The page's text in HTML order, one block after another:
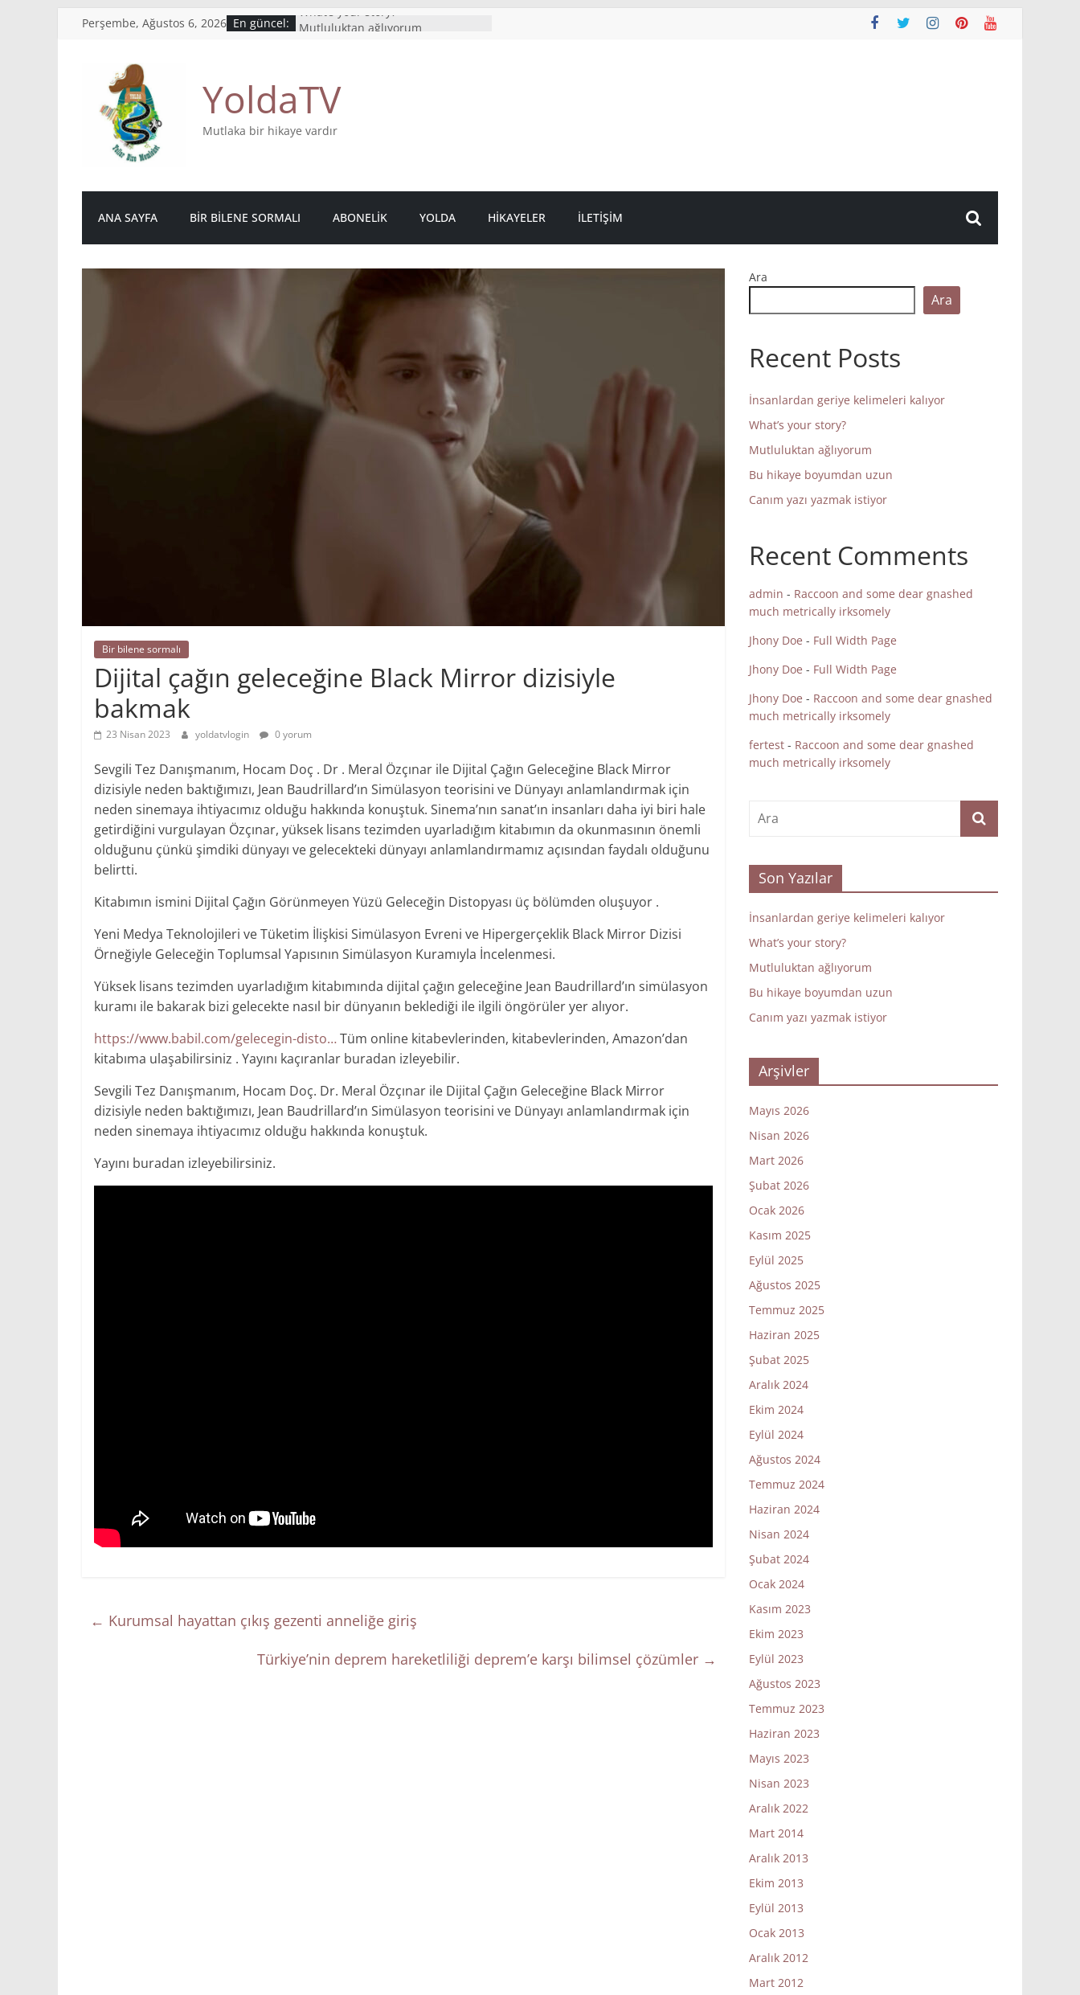
Perşembe, Ağustos 6, 2026 En güncel:
What’s your story?
İnsanlardan geriye kelimeleri
kalıyor
YoldaTV
Mutlaka bir hikaye vardır
ANA SAYFA BIR BILENE SORMALI ABONELIK YOLDA HIKAYELER İLETIŞIM
Bir bilene sormalı
Dijital çağın geleceğine Black Mirror dizisiyle
bakmak
23 Nisan 2023 yoldatvlogin 0 yorum
Sevgili Tez Danışmanım, Hocam Doç . Dr . Meral Özçınar ile Dijital Çağın Geleceğine Black Mirror
dizisiyle neden baktığımızı, Jean Baudrillard’ın Simülasyon teorisini ve Dünyayı anlamlandırmak için
neden sinemaya ihtiyacımız olduğu hakkında konuştuk. Sinema’nın sanat’ın insanları daha iyi biri hale
getirdiğini vurgulayan Özçınar, yüksek lisans tezimden uyarladığım kitabımın da okunmasının önemli
olduğunu çünkü şimdiki dünyayı ve gelecekteki dünyayı anlamlandırmamız açısından faydalı olduğunu
belirtti.
Kitabımın ismini Dijital Çağın Görünmeyen Yüzü Geleceğin Distopyası üç bölümden oluşuyor .
Yeni Medya Teknolojileri ve Tüketim İlişkisi Simülasyon Evreni ve Hipergerçeklik Black Mirror Dizisi
Örneğiyle Geleceğin Toplumsal Yapısının Simülasyon Kuramıyla İncelenmesi.
Yüksek lisans tezimden uyarladığım kitabımında dijital çağın geleceğine Jean Baudrillard’ın simülasyon
kuramı ile bakarak bizi gelecekte nasıl bir dünyanın beklediği ile ilgili öngörüler yer alıyor.
https://www.babil.com/gelecegin-disto…Tüm online kitabevlerinden, kitabevlerinden, Amazon’dan
kitabıma ulaşabilirsiniz . Yayını kaçıranlar buradan izleyebilir.
Sevgili Tez Danışmanım, Hocam Doç. Dr. Meral Özçınar ile Dijital Çağın Geleceğine Black Mirror
dizisiyle neden baktığımızı, Jean Baudrillard’ın Simülasyon teorisini ve Dünyayı anlamlandırmak için
neden sinemaya ihtiyacımız olduğu hakkında konuştuk.
Yayını buradan izleyebilirsiniz.
← Kurumsal hayattan çıkış gezenti anneliğe giriş
Türkiye’nin deprem hareketliliği deprem’e karşı bilimsel çözümler →
Ara
Ara
Recent Posts
İnsanlardan geriye kelimeleri kalıyor
What’s your story?
Mutluluktan ağlıyorum
Bu hikaye boyumdan uzun
Canım yazı yazmak istiyor
Recent Comments
admin - Raccoon and some dear gnashed
much metrically irksomely
Jhony Doe - Full Width Page
Jhony Doe - Full Width Page
Jhony Doe - Raccoon and some dear gnashed
much metrically irksomely
fertest - Raccoon and some dear gnashed
much metrically irksomely
Son Yazılar
İnsanlardan geriye kelimeleri kalıyor
What’s your story?
Mutluluktan ağlıyorum
Bu hikaye boyumdan uzun
Canım yazı yazmak istiyor
Arşivler
Mayıs 2026
Nisan 2026
Mart 2026
Şubat 2026
Ocak 2026
Kasım 2025
Eylül 2025
Ağustos 2025
Temmuz 2025
Haziran 2025
Şubat 2025
Aralık 2024
Ekim 2024
Eylül 2024
Ağustos 2024
Temmuz 2024
Haziran 2024
Nisan 2024
Şubat 2024
Ocak 2024
Kasım 2023
Ekim 2023
Eylül 2023
Ağustos 2023
Temmuz 2023
Haziran 2023
Mayıs 2023
Nisan 2023
Aralık 2022
Mart 2014
Aralık 2013
Ekim 2013
Eylül 2013
Ocak 2013
Aralık 2012
Mart 2012